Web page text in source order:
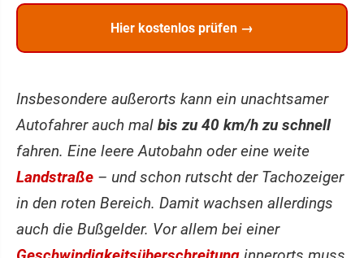
Hier kostenlos prüfen →
Insbesondere außerorts kann ein unachtsamer
Autofahrer auch mal bis zu 40 km/h zu schnell
fahren. Eine leere Autobahn oder eine weite
Landstraße – und schon rutscht der Tachozeiger
in den roten Bereich. Damit wachsen allerdings
auch die Bußgelder. Vor allem bei einer